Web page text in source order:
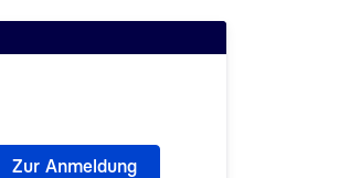
Zur Anmeldung